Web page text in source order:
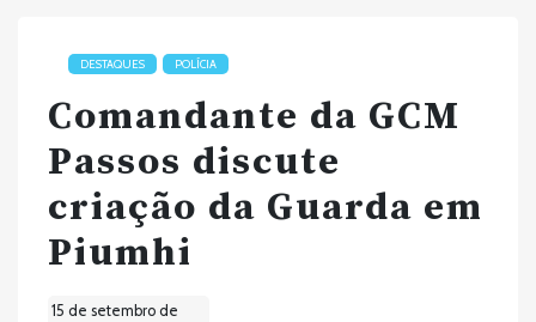
DESTAQUES POLÍCIA
Comandante da GCM
Passos discute
criação da Guarda em
Piumhi
15 de setembro de